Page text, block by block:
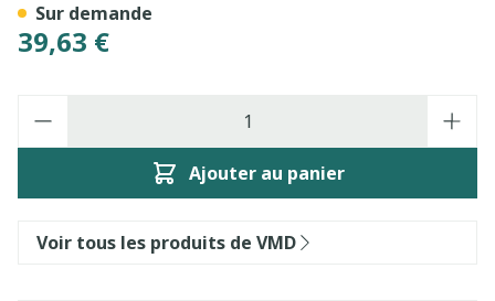
39,63 €
Ajouter au panier
Sur demande
Voir tous les produits de VMD